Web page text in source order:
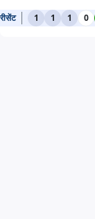
रीसेंट 1 1 1 0